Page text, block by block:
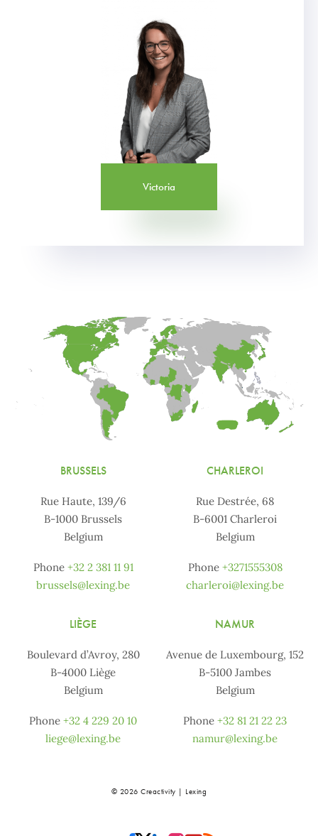
Victoria
BRUSSELS
Rue Haute, 139/6
B-1000 Brussels
Belgium
Phone +32 2 381 11 91
brussels@lexing.be
CHARLEROI
Rue Destrée, 68
B-6001 Charleroi
Belgium
Phone +3271555308
charleroi@lexing.be
LIÈGE
Boulevard d’Avroy, 280
B-4000 Liège
Belgium
Phone +32 4 229 20 10
liege@lexing.be
NAMUR
Avenue de Luxembourg, 152
B-5100 Jambes
Belgium
Phone +32 81 21 22 23
namur@lexing.be
© 2026 Creactivity | Lexing